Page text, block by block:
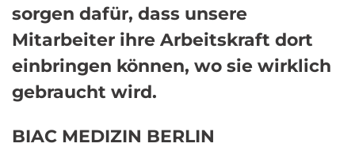
sorgen dafür, dass unsere
Mitarbeiter ihre Arbeitskraft dort
einbringen können, wo sie wirklich
gebraucht wird.
BIAC MEDIZIN BERLIN